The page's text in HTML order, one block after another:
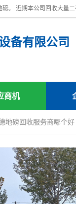
备有限公司
商机
地磅回收服务商哪个好